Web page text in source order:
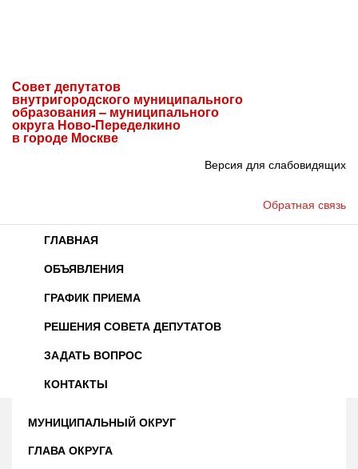
Совет депутатов
внутригородского муниципального
образования – муниципального
округа Ново-Переделкино
в городе Москве
Версия для слабовидящих
Обратная связь
ГЛАВНАЯ
ОБЪЯВЛЕНИЯ
ГРАФИК ПРИЕМА
РЕШЕНИЯ СОВЕТА ДЕПУТАТОВ
ЗАДАТЬ ВОПРОС
КОНТАКТЫ
МУНИЦИПАЛЬНЫЙ ОКРУГ
ГЛАВА ОКРУГА